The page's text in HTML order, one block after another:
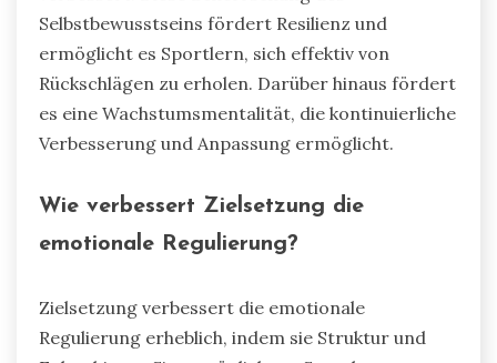
Selbstbewusstseins fördert Resilienz und
ermöglicht es Sportlern, sich effektiv von
Rückschlägen zu erholen. Darüber hinaus fördert
es eine Wachstumsmentalität, die kontinuierliche
Verbesserung und Anpassung ermöglicht.
Wie verbessert Zielsetzung die
emotionale Regulierung?
Zielsetzung verbessert die emotionale
Regulierung erheblich, indem sie Struktur und